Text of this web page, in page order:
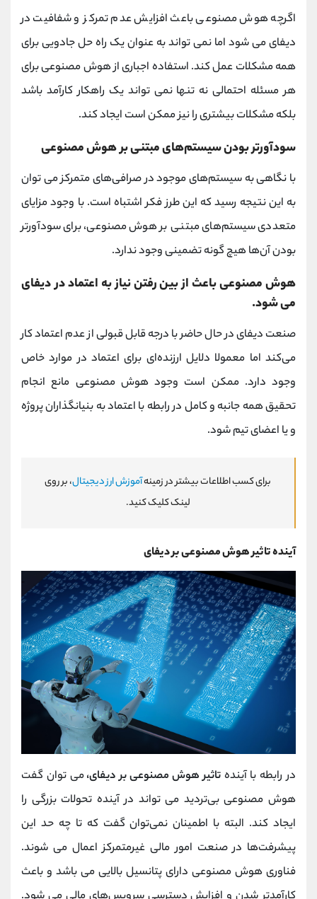
اگرچه هوش مصنوعی باعث افزایش عدم تمرکز و شفافیت در
دیفای می شود اما نمی تواند به عنوان یک راه‌ حل جادویی برای
همه مشکلات عمل کند. استفاده اجباری از هوش مصنوعی برای
هر مسئله‌ احتمالی نه تنها نمی تواند یک راهکار کارآمد باشد
بلکه مشکلات بیشتری را نیز ممکن است ایجاد کند.
سودآورتر بودن سیستم‌های مبتنی بر هوش مصنوعی
با نگاهی به سیستم‌های موجود در صرافی‌های متمرکز می توان
به این نتیجه رسید که این طرز فکر اشتباه است. با وجود مزایای
متعددی سیستم‌های مبتنی بر هوش مصنوعی، برای سودآورتر
بودن آن‌ها هیچ گونه تضمینی وجود ندارد.
هوش مصنوعی باعث از بین رفتن نیاز به اعتماد در دیفای
می شود.
صنعت دیفای در حال حاضر با درجه قابل قبولی از عدم اعتماد کار
می‌کند اما معمولا دلایل ارزنده‌ای برای اعتماد در موارد خاص
وجود دارد. ممکن است وجود هوش مصنوعی مانع انجام
تحقیق همه‌ جانبه و کامل در رابطه با اعتماد به بنیانگذاران پروژه
و یا اعضای تیم شود.
برای کسب اطلاعات بیشتر در زمینهآموزش ارز دیجیتال، بر روی
لینک کلیک کنید.
آینده تاثیر هوش مصنوعی بر دیفای
در رابطه با آیندهتاثیر هوش مصنوعی بر دیفای،می توان گفت
هوش مصنوعی بی‌تردید می تواند در آینده تحولات بزرگی را
ایجاد ‌کند. البته با اطمینان نمی‌توان گفت که تا چه حد این
پیشرفت‌ها در صنعت امور مالی غیرمتمرکز اعمال می شوند.
فناوری هوش مصنوعی دارای پتانسیل بالایی می باشد و باعث